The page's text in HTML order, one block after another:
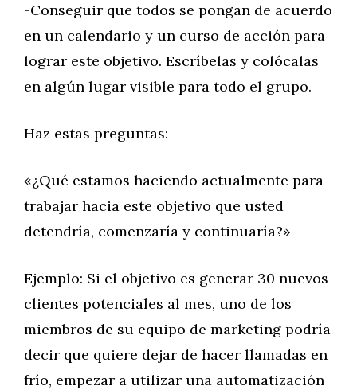
-Conseguir que todos se pongan de acuerdo
en un calendario y un curso de acción para
lograr este objetivo. Escríbelas y colócalas
en algún lugar visible para todo el grupo.
Haz estas preguntas:
«¿Qué estamos haciendo actualmente para
trabajar hacia este objetivo que usted
detendría, comenzaría y continuaría?»
Ejemplo: Si el objetivo es generar 30 nuevos
clientes potenciales al mes, uno de los
miembros de su equipo de marketing podría
decir que quiere dejar de hacer llamadas en
frío, empezar a utilizar una automatización